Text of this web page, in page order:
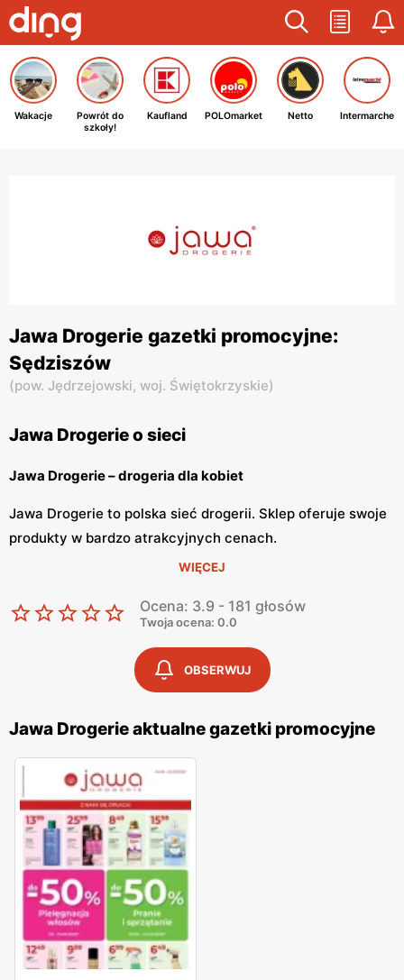
Wakacje
Powrót do
szkoły!
Kaufland POLOmarket Netto Intermarche
Jawa Drogerie gazetki promocyjne:
Sędziszów
(pow. Jędrzejowski, woj. Świętokrzyskie)
Jawa Drogerie o sieci
Jawa Drogerie – drogeria dla kobiet
Jawa Drogerie to polska sieć drogerii. Sklep oferuje swoje
produkty w bardzo atrakcyjnych cenach.
Sieć Jawa Drogerie znajdziemy w całej Polsce. Drogeria
przyjemnym i prostym zakupom. Z Drogerią Jawa klientki
mogą odkrywać nową definicję piękna.
Jawa Drogerie – szeroki asortyment
klientka znajdzie coś dla siebie. W drogerii
znajdziemy kosmetyki i dermokosmetyki popularnych
marek oraz akcesoria do makijażu. Drogerie
Jawa to kosmetyki do pielęgnacji ciała, twarzy, włosów,
dłoni i stóp. Oprócz tego w Drogerii Jawa
zakupimy chemie gospodarczą, artykuły higieniczne oraz
artykuły dla dzieci. W drogerii klientki mogą
wykonać makijaż lub skorzystać z usługi pedicure.
Jawa Drogerie – promocje
WIĘCEJ
Ocena: 3.9 - 181 głosów
Twoja ocena: 0.0
OBSERWUJ
Jawa Drogerie aktualne gazetki promocyjne